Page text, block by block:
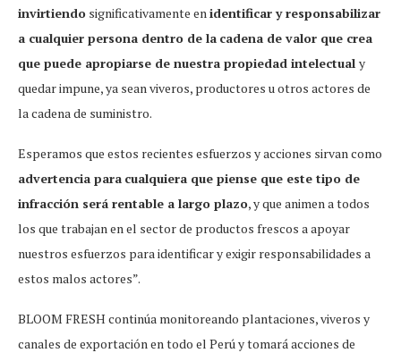
invirtiendo significativamente en identificar y responsabilizar
a cualquier persona dentro de la cadena de valor que crea
que puede apropiarse de nuestra propiedad intelectual y
quedar impune, ya sean viveros, productores u otros actores de
la cadena de suministro.
Esperamos que estos recientes esfuerzos y acciones sirvan como
advertencia para cualquiera que piense que este tipo de
infracción será rentable a largo plazo, y que animen a todos
los que trabajan en el sector de productos frescos a apoyar
nuestros esfuerzos para identificar y exigir responsabilidades a
estos malos actores”.
BLOOM FRESH continúa monitoreando plantaciones, viveros y
canales de exportación en todo el Perú y tomará acciones de